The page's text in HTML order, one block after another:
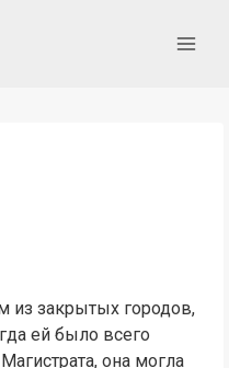
из закрытых городов,
ей было всего
она могла